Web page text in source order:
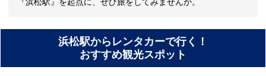
浜松駅からレンタカーで行く！
おすすめ観光スポット